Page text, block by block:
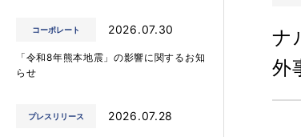
ナ
外
コーポレート 2026.07.30
「令和8年熊本地震」の影響に関するお知
らせ
プレスリリース 2026.07.28